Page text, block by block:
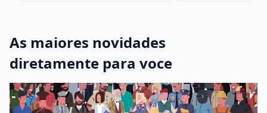
As maiores novidades
diretamente para voce